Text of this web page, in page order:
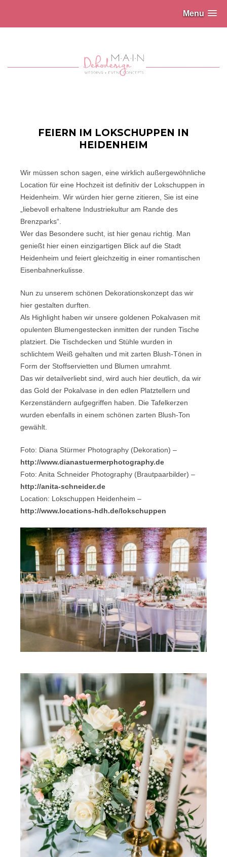
Menu
FEIERN IM LOKSCHUPPEN IN
HEIDENHEIM
Wir müssen schon sagen, eine wirklich außergewöhnliche
Location für eine Hochzeit ist definitiv der Lokschuppen in
Heidenheim. Wir würden hier gerne zitieren, Sie ist eine
„liebevoll erhaltene Industriekultur am Rande des
Brenzparks“.
Wer das Besondere sucht, ist hier genau richtig. Man
genießt hier einen einzigartigen Blick auf die Stadt
Heidenheim und feiert gleichzeitig in einer romantischen
Eisenbahnerkulisse.
Nun zu unserem schönen Dekorationskonzept das wir
hier gestalten durften.
Als Highlight haben wir unsere goldenen Pokalvasen mit
opulenten Blumengestecken inmitten der runden Tische
platziert. Die Tischdecken und Stühle wurden in
schlichtem Weiß gehalten und mit zarten Blush-Tönen in
Form der Stoffservietten und Blumen umrahmt.
Das wir detailverliebt sind, wird auch hier deutlich, da wir
das Gold der Pokalvase in den edlen Platztellern und
Kerzenständern aufgegriffen haben. Die Tafelkerzen
wurden ebenfalls in einem schönen zarten Blush-Ton
gewählt.
Foto: Diana Stürmer Photography (Dekoration) –
http://www.dianastuermerphotography.de
Foto: Anita Schneider Photography (Brautpaarbilder) –
http://anita-schneider.de
Location: Lokschuppen Heidenheim –
http://www.locations-hdh.de/lokschuppen